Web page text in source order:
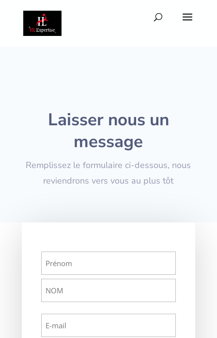
Laisser nous un
message
Remplissez le formulaire ci-dessous, nous
reviendrons vers vous au plus tôt
Prénom
mail